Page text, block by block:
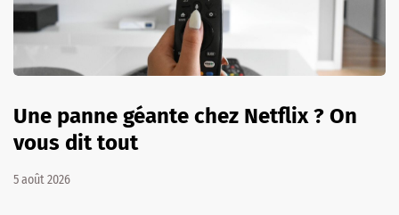
Une panne géante chez Netflix ? On
vous dit tout
5 août 2026